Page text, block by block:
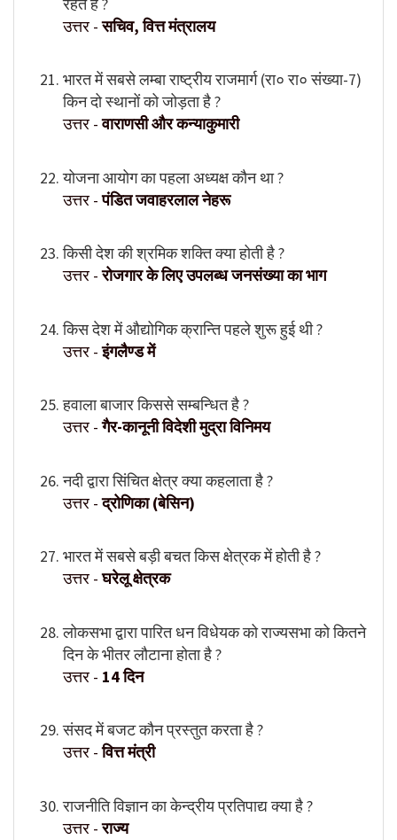
उत्तर -सचिव, वित्त मंत्रालय
भारत में सबसे लम्बा राष्ट्रीय राजमार्ग (रा० रा० संख्या-7)
किन दो स्थानों को जोड़ता है ?
उत्तर -वाराणसी और कन्याकुमारी
योजना आयोग का पहला अध्यक्ष कौन था ?
उत्तर -पंडित जवाहरलाल नेहरू
किसी देश की श्रमिक शक्ति क्या होती है ?
उत्तर -रोजगार के लिए उपलब्ध जनसंख्या का भाग
किस देश में औद्योगिक क्रान्ति पहले शुरू हुई थी ?
उत्तर -इंगलैण्ड में
हवाला बाजार किससे सम्बन्धित है ?
उत्तर -गैर-कानूनी विदेशी मुद्रा विनिमय
नदी द्वारा सिंचित क्षेत्र क्या कहलाता है ?
उत्तर -द्रोणिका (बेसिन)
भारत में सबसे बड़ी बचत किस क्षेत्रक में होती है ?
उत्तर -घरेलू क्षेत्रक
लोकसभा द्वारा पारित धन विधेयक को राज्यसभा को कितने
दिन के भीतर लौटाना होता है ?
उत्तर - 14 दिन
संसद में बजट कौन प्रस्तुत करता है ?
उत्तर -वित्त मंत्री
राजनीति विज्ञान का केन्द्रीय प्रतिपाद्य क्या है ?
उत्तर -राज्य